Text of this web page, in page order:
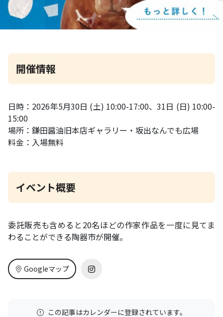
開催情報
日時：2026年5月30日 (土) 10:00-17:00、31日 (日) 10:00-
15:00
場所：鎌田醤油旧本店ギャラリー・坂出なんでも広場
料金：入場無料
イベント概要
委託販売も含めると20名ほどの作家作品を一度に見てま
わることができる陶器市が開催。
Googleマップ
この記事はカレンダーに登録されています。